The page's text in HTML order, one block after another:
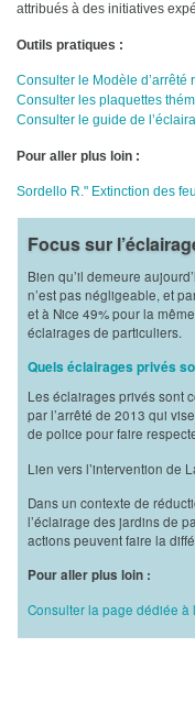
attribués à des initiatives
Outils pratiques :
Consulter le Modèle d’arrêté
Consulter les plaquettes
Consulter le guide de
Pour aller plus loin :
Sordello R." Extinction des
Focus sur
Bien qu’il demeure
n’est pas négligeable, et
et à Nice 49% pour la
éclairages de particuliers.
Quels éclairages privés
Les éclairages privés sont
par l’arrêté de 2013 qui
de police pour faire
Lien vers l’intervention de
Dans un contexte de
l’éclairage des jardins de
actions peuvent faire la
Pour aller plus loin :
Consulter la page dédiée